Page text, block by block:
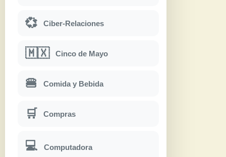
💞 Ciber-Relaciones
🇲🇽 Cinco de Mayo
🍔 Comida y Bebida
🛒 Compras
💻 Computadora